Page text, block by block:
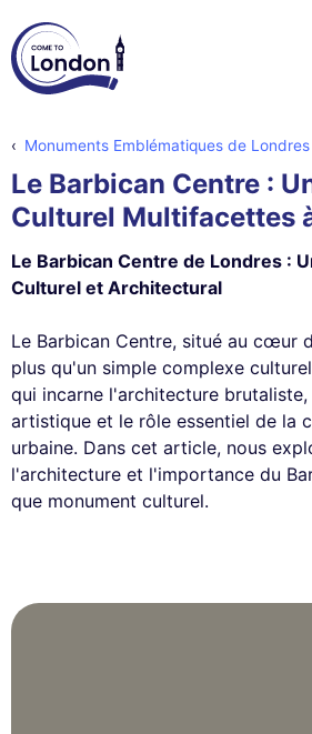
Monuments Emblématiques de Londres
Le Barbican Centre :
Culturel Multifacettes
Le Barbican Centre de Londres :
Culturel et Architectural
Le Barbican Centre, situé au cœur
plus qu'un simple complexe
qui incarne l'architecture
artistique et le rôle essentiel de la
urbaine. Dans cet article, nous
l'architecture et l'importance du
que monument culturel.